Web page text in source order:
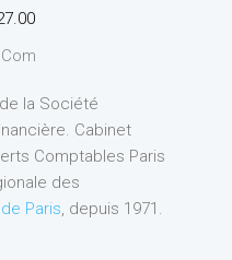
la Société
Cabinet
Comptables Paris
des
Paris, depuis 1971.